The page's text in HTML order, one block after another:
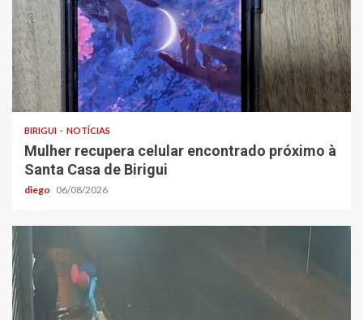
BIRIGUI NOTÍCIAS
Mulher recupera celular encontrado próximo à
Santa Casa de Birigui
diego 06/08/2026